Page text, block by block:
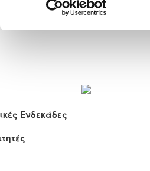
Ενδεκάδες